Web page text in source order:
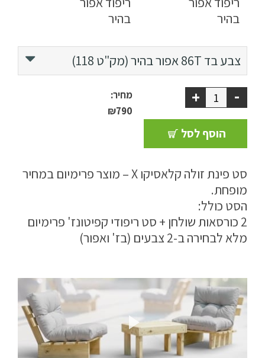
ריהוט למרפסת
ריהוט לבית
אקססוריז
אודות
צור קשר
מדיניות פרטיות
צבע בד 86T אפור בהיר (מק"ט 118) בז' (מק"ט 103)
אפור בהיר (מק"ט 118)
-
+
מחיר:
₪790
הוסף לסל
סט פינת זולה קלאסיקו X – מוצר פרימיום במחיר
מופחת.
הסט כולל:
2 כורסאות שולחן + סט ריפודי קפיטונז' פרימיום
מלא לבחירה ב-2 צבעים (בז' ואפור)